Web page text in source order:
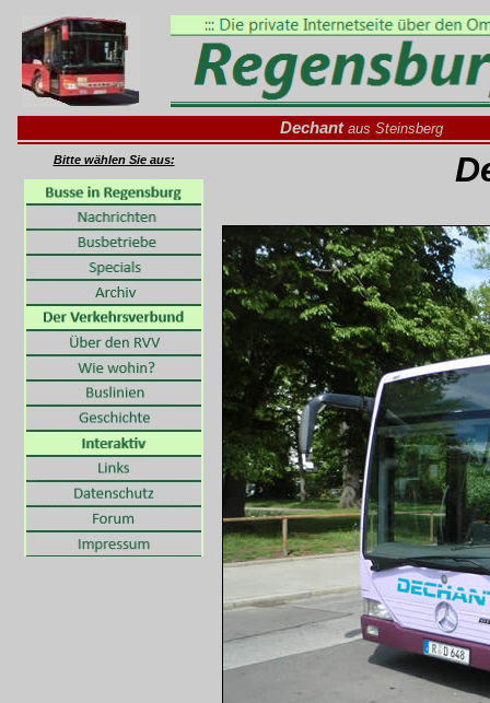
Dechant aus Steinsberg
Bitte wählen Sie aus: